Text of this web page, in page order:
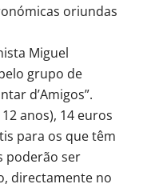
oriundas
Miguel
grupo de
d’Amigos”.
anos), 14 euros
para os que têm
poderão ser
directamente no